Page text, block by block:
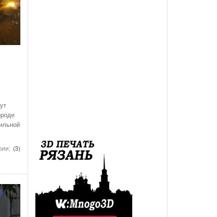
Года, На Трассе «Семеновская»
Опубликован Проект Развязки У Д.Храпово
Вокзал "Рязань-1"
Все
Список Дилеров Рязанской Области
Участвующих В Программе По Утилизации
Движения...
Физические Упражнения Для Автоспортсменов
6207 дней назад
(3)